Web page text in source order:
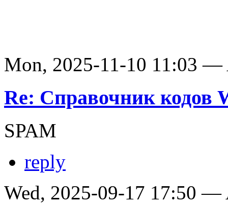
Mon, 2025-11-10 11:03 —
Re: Справочник кодов
SPAM
reply
Wed, 2025-09-17 17:50 —